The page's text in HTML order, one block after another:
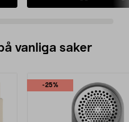
vanliga saker
-25%